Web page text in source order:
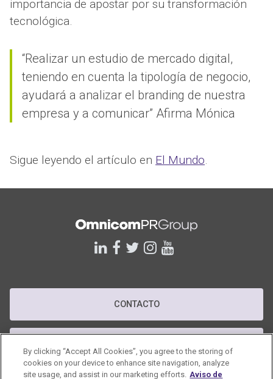
importancia de apostar por su transformación
tecnológica.
“Realizar un estudio de mercado digital,
teniendo en cuenta la tipología de negocio,
ayudará a analizar el branding de nuestra
empresa y a comunicar” Afirma Mónica
Sigue leyendo el artículo en El Mundo.
linkedin
facebook
twitterinstagram
youtube
CONTACTO
By clicking “Accept All Cookies”, you agree to the storing of
cookies on your device to enhance site navigation, analyze
site usage, and assist in our marketing efforts. Aviso de